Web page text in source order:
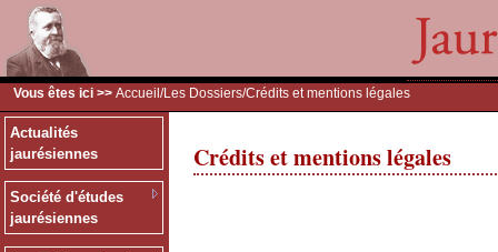
Vous êtes ici >> Accueil /Les Dossiers/Crédits et mentions légales
Actualités
jaurésiennes
Société d'études
jaurésiennes
Crédits et mentions légales